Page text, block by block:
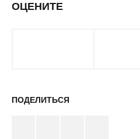
ОЦЕНИТЕ
ПОДЕЛИТЬСЯ